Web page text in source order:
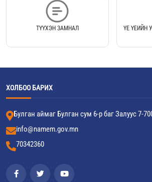
ТҮҮХЭН ЗАМНАЛ
ҮЕ ҮЕИЙН
ХОЛБОО БАРИХ
Булган аймаг Булган сум 6-р баг Залуус 7-
info@namem.gov.mn
70342360